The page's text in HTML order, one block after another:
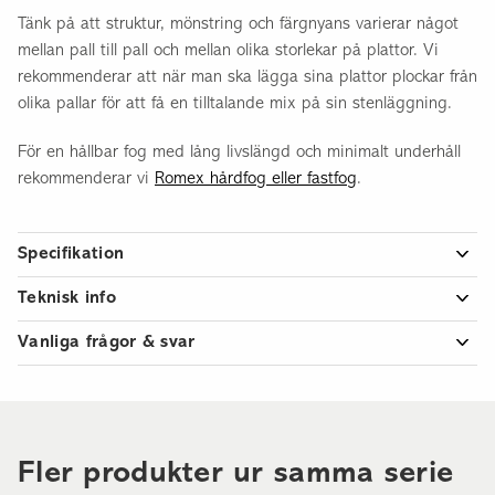
Tänk på att struktur, mönstring och färgnyans varierar något
mellan pall till pall och mellan olika storlekar på plattor. Vi
rekommenderar att när man ska lägga sina plattor plockar från
olika pallar för att få en tilltalande mix på sin stenläggning.
För en hållbar fog med lång livslängd och minimalt underhåll
rekommenderar vi Romex hårdfog eller fastfog.
Specifikation
Artikelnummer 816060251100GZ
Antal per kvm
Vikt per kvm 47,00 kg
Höjd 2,00 cm
Teknisk info
Granitkeramik EPD
Vanliga frågor & svar
som går igenom våra vanligaste fogar och listar dess för- och
nackdelar så du lätt kan se vilken fog som passar din
Fler produkter ur samma serie